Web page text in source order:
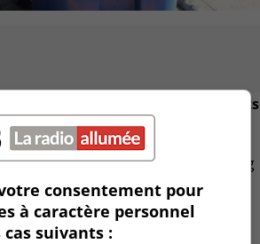
il s’agit de production de déchets
Ville, chaque habitant génère 310 kg
273 kg.consentement pour
à caractère personnel
cas suivants :